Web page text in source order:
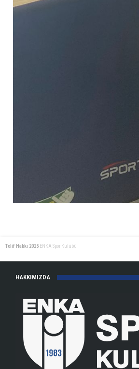
Telif Hakkı 2025 ENKA Spor Kulübü
HAKKIMIZDA